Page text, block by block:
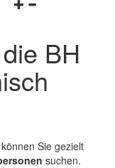
Navigationsmenü
schließenBH
Sie gezielt
suchen.